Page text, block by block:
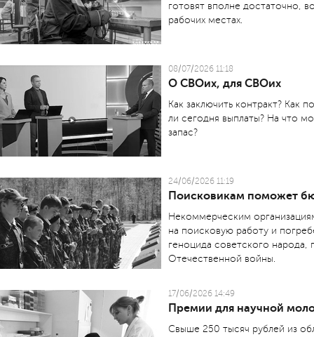
готовят вполне достаточно,
рабочих местах.
08/07/2026 11:18
О СВОих, для СВОих
Как заключить контракт? Как
ли сегодня выплаты? На что
запас?
24/06/2026 11:19
Поисковикам поможет
Некоммерческим
на поисковую работу и
геноцида советского народа,
Отечественной войны.
17/06/2026 14:49
Премии для научной
Свыше 250 тысяч рублей из